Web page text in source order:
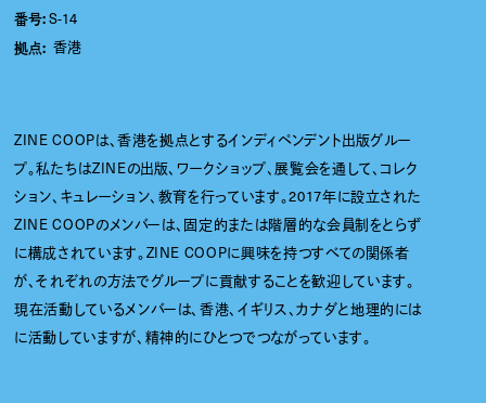
番号:S-14
拠点: 香港
ZINE COOPは、香港を拠点とするインディペンデント出版グルー
プ。私たちはZINEの出版、ワークショップ、展覧会を通して、コレク
ション、キュレーション、教育を行っています。2017年に設立された
ZINE COOPのメンバーは、固定的または階層的な会員制をとらず
に構成されています。ZINE COOPに興味を持つすべての関係者
が、それぞれの方法でグループに貢献することを歓迎しています。
現在活動しているメンバーは、香港、イギリス、カナダと地理的には
に活動していますが、精神的にひとつでつながっています。